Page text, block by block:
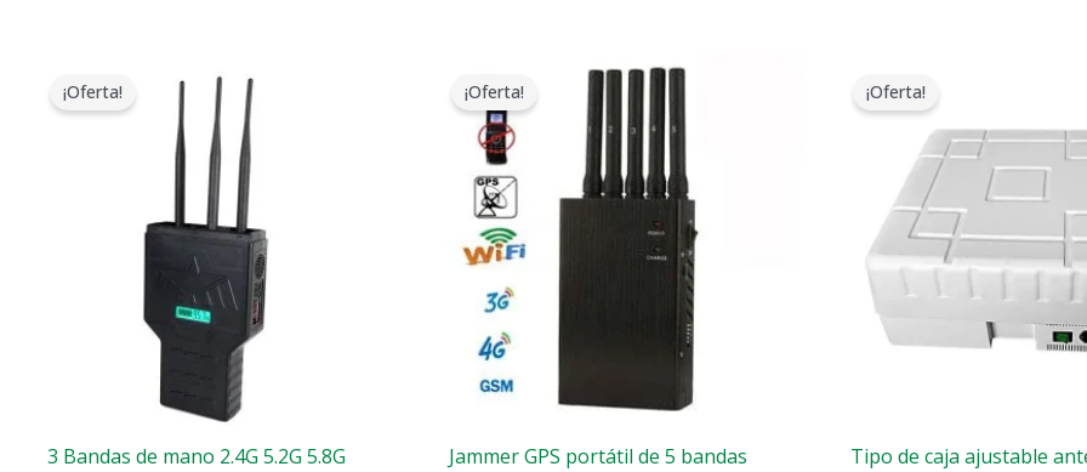
¡Oferta!
3 Bandas de mano 2.4G 5.2G 5.8G
original
$799.00.
precio
actual
es:
$539.99.
¡Oferta!
Jammer GPS portátil de 5 bandas
original
$466.00.
precio
actual
es:
$288.99.
¡Oferta!
Tipo de caja ajustable
$1,699.00.$1,099.99.